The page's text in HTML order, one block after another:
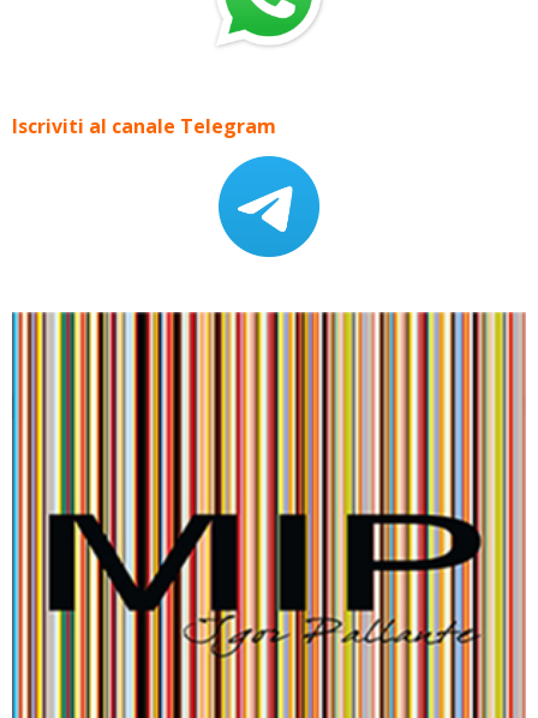
Iscriviti al canale Telegram